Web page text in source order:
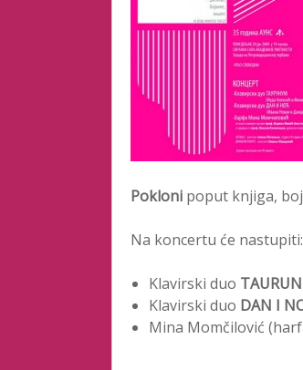
Pokloni poput knjiga,
Na koncertu će nastupiti:
Klavirski duo
Klavirski duo DAN I
Mina Momčilović